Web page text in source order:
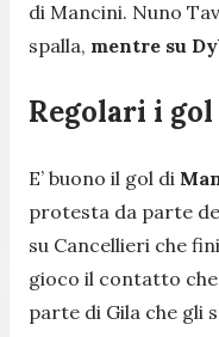
di Mancini. Nuno
spalla, mentre su
Regolari i gol
E’ buono il gol di
protesta da parte
su Cancellieri che
gioco il contatto
parte di Gila che gli